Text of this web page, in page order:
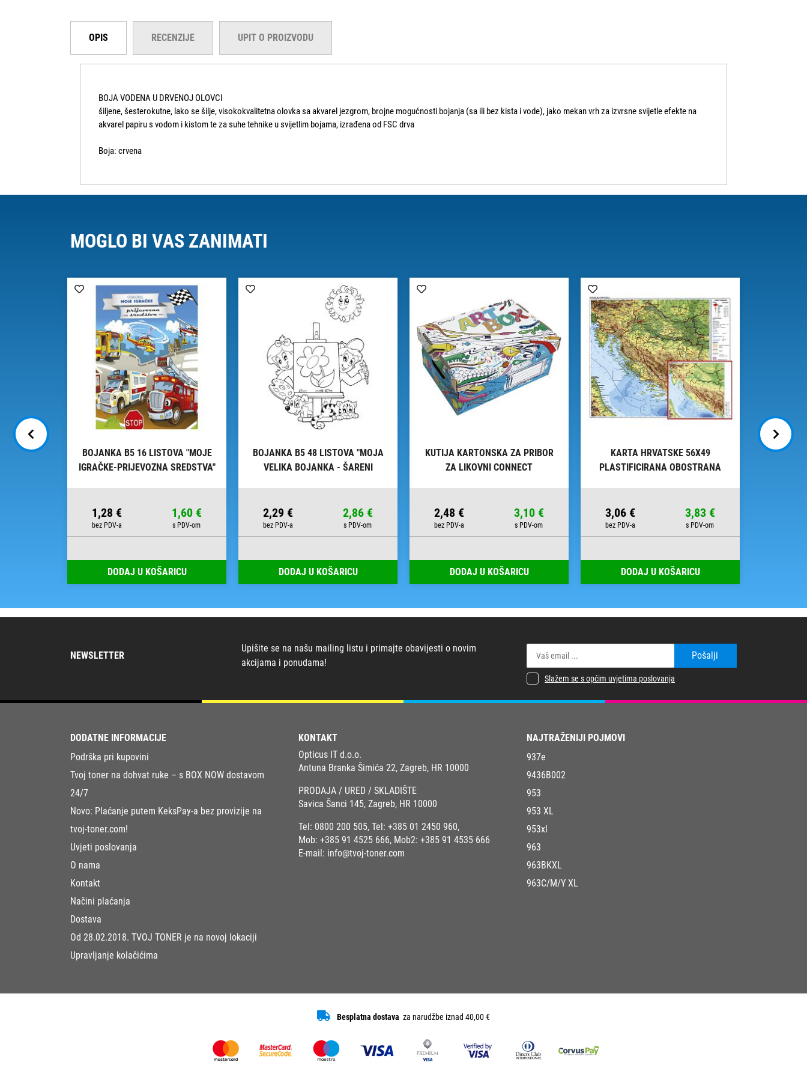
OPIS RECENZIJE UPIT O PROIZVODU
BOJA VODENA U DRVENOJ OLOVCI
šiljene, šesterokutne, lako se šilje, visokokvalitetna olovka sa akvarel jezgrom, brojne mogućnosti bojanja (sa ili bez kista i vode), jako mekan vrh za izvrsne svijetle efekte na
akvarel papiru s vodom i kistom te za suhe tehnike u svijetlim bojama, izrađena od FSC drva
Boja: crvena
MOGLO BI VAS ZANIMATI
PAPIR
BOJANKA B5 16 LISTOVA "MOJE
IGRAČKE-PRIJEVOZNA SREDSTVA"
1,28 € 1,60 €
DODAJ U KOŠARICU
BOJANKA B5 48 LISTOVA "MOJA
VELIKA BOJANKA - ŠARENI
2,29 € 2,86 €
DODAJ U KOŠARICU
KUTIJA KARTONSKA ZA PRIBOR
ZA LIKOVNI CONNECT
2,48 € 3,10 €
DODAJ U KOŠARICU
KARTA HRVATSKE 56X49
PLASTIFICIRANA OBOSTRANA
3,06 € 3,83 €
DODAJ U KOŠARICU
KOLAŽ -
NEWSLETTER
Upišite se na našu mailing listu i primajte obavijesti o novim
akcijama i ponudama!
Pošalji
Slažem se s općim uvjetima poslovanja
DODATNE INFORMACIJE
Podrška pri kupovini
Tvoj toner na dohvat ruke – s BOX NOW dostavom
24/7
Novo: Plaćanje putem KeksPay-a bez provizije na
tvoj-toner.com!
Uvjeti poslovanja
O nama
Kontakt
Načini plaćanja
Dostava
Od 28.02.2018. TVOJ TONER je na novoj lokaciji
Upravljanje kolačićima
KONTAKT
Opticus IT d.o.o.
Antuna Branka Šimića 22, Zagreb, HR 10000
PRODAJA / URED / SKLADIŠTE
Savica Šanci 145, Zagreb, HR 10000
Tel: 0800 200 505, Tel: +385 01 2450 960,
Mob: +385 91 4525 666, Mob2: +385 91 4535 666
E-mail: info@tvoj-toner.com
NAJTRAŽENIJI POJMOVI
937e
9436B002
953
953 XL
953xl
963
963BKXL
963C/M/Y XL
Besplatna dostava za narudžbe iznad 40,00 €